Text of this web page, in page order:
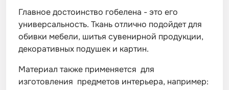
Главное достоинство гобелена - это его
универсальность. Ткань отлично подойдет для
обивки мебели, шитья сувенирной продукции,
декоративных подушек и картин.
Материал также применяется для
изготовления предметов интерьера, например: